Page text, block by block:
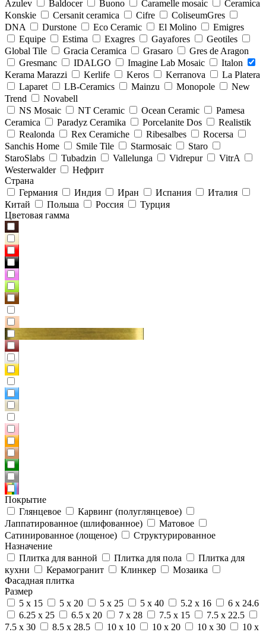
Azulev
Baldocer Buono Caramelle mosaic
Ceramica
Konskie
Cersanit ceramica Cifre
ColiseumGres
DNA
Durstone Eco Ceramic El Molino
Emigres
Equipe
Estima Exagres Gayafores
Geotiles
Global Tile
Gracia Ceramica Grasaro
Gres de Aragon
Gresmanc
IDALGO Imagine Lab Mosaic
Italon
Kerama Marazzi
Kerlife Keros Kerranova
La Platera
Laparet
LB-Ceramics Mainzu Monopole
New
Trend
Novabell
NS Mosaic
NT Ceramic Ocean Ceramic
Pamesa
Ceramica
Paradyz Сeramika Porcelanite Dos
Realistik
Realonda
Rex Ceramiche Ribesalbes
Rocersa
Sanchis Home
Smile Tile Starmosaic
Staro
StaroSlabs
Tubadzin Vallelunga Vidrepur
VitrA
Westerwalder
Нефрит
Страна
Германия
Индия Иран Испания
Италия
Китай
Польша Россия
Турция
Цветовая гамма
Покрытие
Глянцевое
Карвинг (полуглянцевое)
Лаппатированное (шлифованное)
Матовое
Сатинированное (лощеное)
Структурированное
Назначение
Плитка для ванной
Плитка для пола
Плитка для
кухни
Керамогранит Клинкер
Мозаика
Фасадная плитка
Размер
5 x 15
5 x 20 5 x 25 5 x 40 5.2 x 16
6 x 24.6
6.25 x 25
6.5 x 20 7 x 28 7.5 x 15
7.5 x 22.5
7.5 x 30
8.5 x 28.5 10 x 10 10 x 20 10 x 30 10 x